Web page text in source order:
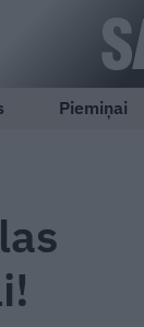
Piemiņai